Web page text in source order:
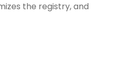
the registry, and